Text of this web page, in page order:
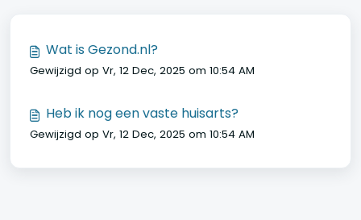
Wat is Gezond.nl?
Gewijzigd op Vr, 12 Dec, 2025 om 10:54 AM
Heb ik nog een vaste huisarts?
Gewijzigd op Vr, 12 Dec, 2025 om 10:54 AM